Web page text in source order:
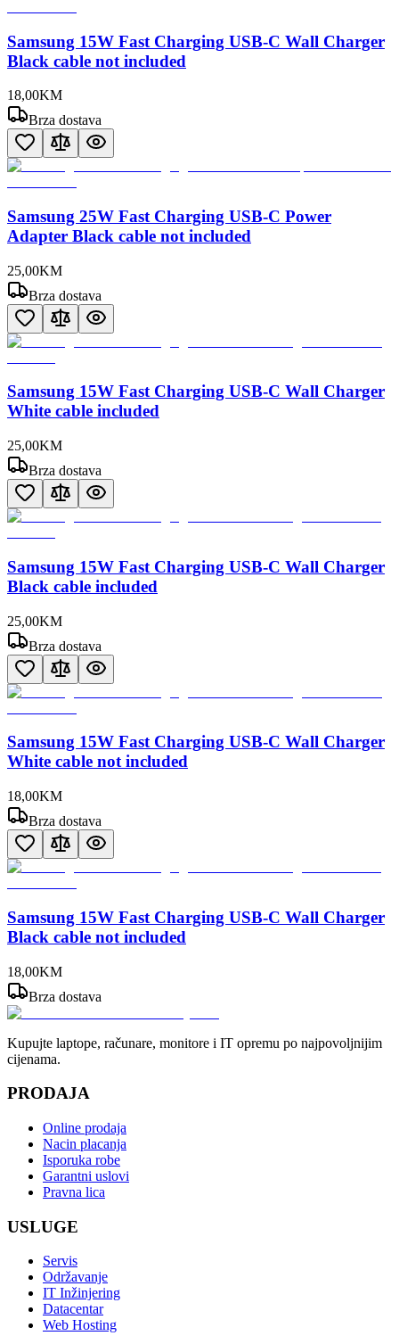
Samsung 15W Fast Charging USB-C Wall Charger
Black cable not included
18,00KM
Brza dostava
Samsung 25W Fast Charging USB-C Power
Adapter Black cable not included
25,00KM
Brza dostava
Samsung 15W Fast Charging USB-C Wall Charger
White cable included
25,00KM
Brza dostava
Samsung 15W Fast Charging USB-C Wall Charger
Black cable included
25,00KM
Brza dostava
Samsung 15W Fast Charging USB-C Wall Charger
White cable not included
18,00KM
Brza dostava
Samsung 15W Fast Charging USB-C Wall Charger
Black cable not included
18,00KM
Brza dostava
Kupujte laptope, računare, monitore i IT opremu po najpovoljnijim
cijenama.
PRODAJA
Online prodaja
Nacin placanja
Isporuka robe
Garantni uslovi
Pravna lica
USLUGE
Servis
Održavanje
IT Inžinjering
Datacentar
Web Hosting